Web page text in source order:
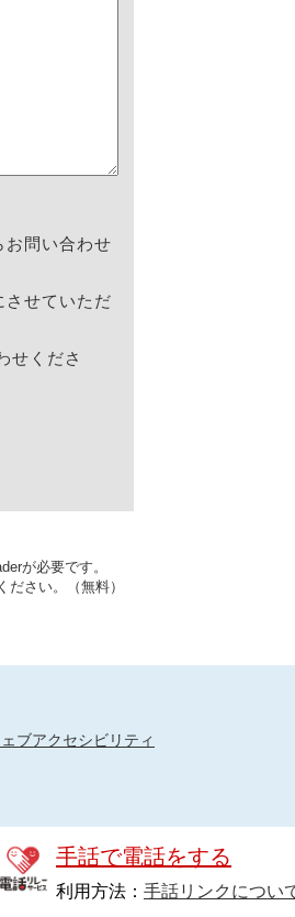
お問い合わせ
させていただ
せくださ
が必要です。
さい。（無料）
ブアクセシビリティ
手話で電話をする
利用方法： 手話リンクについ